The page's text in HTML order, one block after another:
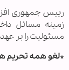
رییس جمهوری
زمینه مسائل
مسئولیت را بر
*لغو همه تحریم